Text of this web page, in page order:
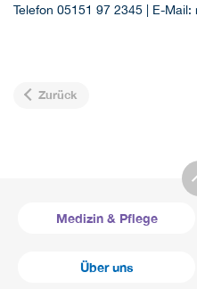
Telefon 05151 97 2345 | E-Mail:
Zurück
Medizin & Pflege
Über uns